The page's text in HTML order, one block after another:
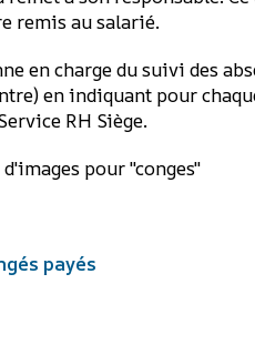
remis au salarié.
en charge du suivi des
en indiquant pour
RH Siège.
payés